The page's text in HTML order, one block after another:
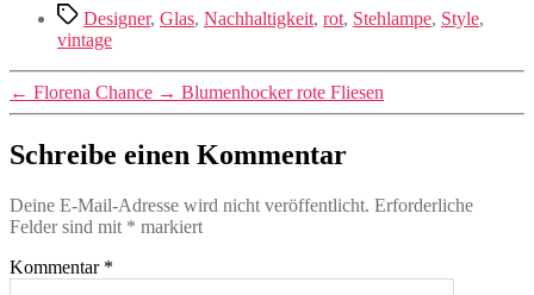
Schlagwörter
Designer, Glas, Nachhaltigkeit, rot, Stehlampe, Style,
vintage
← Florena Chance → Blumenhocker rote Fliesen
Schreibe einen Kommentar
Deine E-Mail-Adresse wird nicht veröffentlicht. Erforderliche
Felder sind mit * markiert
Kommentar *